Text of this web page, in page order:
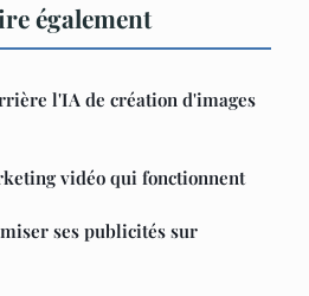
également
l'IA de création d'images
vidéo qui fonctionnent
ses publicités sur